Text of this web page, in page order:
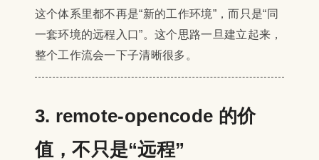
这个体系里都不再是“新的工作环境”，而只是“同
一套环境的远程入口”。这个思路一旦建立起来，
整个工作流会一下子清晰很多。
3. remote-opencode 的价
值，不只是“远程”